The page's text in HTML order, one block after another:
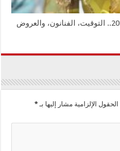
الحقول الإلزامية مشار إليها بـ*